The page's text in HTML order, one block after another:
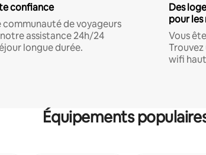
confiance
communauté de voyageurs
assistance 24h/24
longue durée.
Des
pour les
Vous
Trouvez
wifi
Équipements